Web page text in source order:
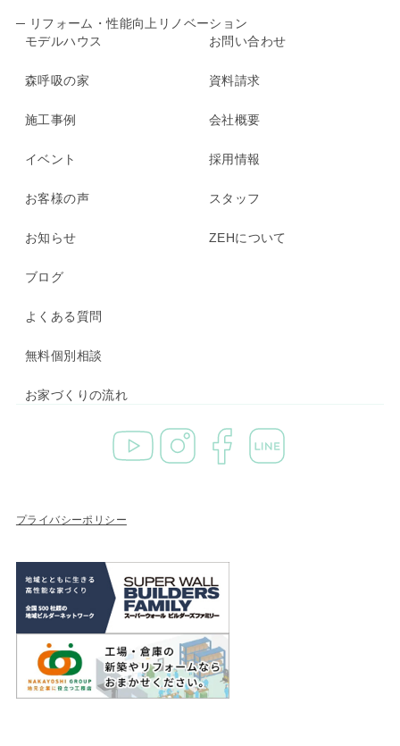
─ リフォーム・性能向上リノベーション
モデルハウス
森呼吸の家
施工事例
イベント
お客様の声
お知らせ
ブログ
よくある質問
無料個別相談
お家づくりの流れ
お問い合わせ
資料請求
会社概要
採用情報
スタッフ
ZEHについて
プライバシーポリシー